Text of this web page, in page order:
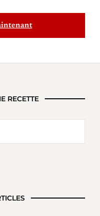
RECETTE